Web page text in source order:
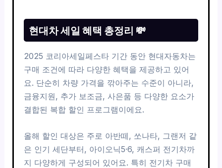
현대차 세일 혜택 총정리 💸
2025 코리아세일페스타 기간 동안 현대자동차는
구매 조건에 따라 다양한 혜택을 제공하고 있어
요. 단순히 차량 가격을 깎아주는 수준이 아니라,
금융지원, 추가 보조금, 사은품 등 다양한 요소가
결합된 복합 할인 프로그램이에요.
올해 할인 대상은 주로 아반떼, 쏘나타, 그랜저 같
은 인기 세단부터, 아이오닉5·6, 캐스퍼 전기차까
지 다양하게 구성되어 있어요. 특히 전기차 구매